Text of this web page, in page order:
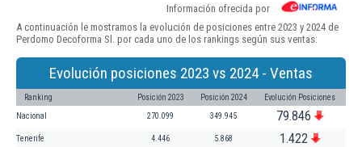
Información ofrecida por
A continuación le mostramos la evolución de posiciones entre 2023 y 2024 de
Perdomo Decoforma Sl. por cada uno de los rankings según sus ventas:
Evolución posiciones 2023 vs 2024 - Ventas
Ranking Posición 2023 Posición 2024 Evolución Posiciones
Nacional 270.099 349.945 79.846
Tenerife 4.446 5.868 1.422